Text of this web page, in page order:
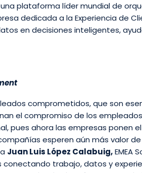
plataforma líder mundial de
dedicada a la Experiencia de
en decisiones inteligentes,
comprometidos, que son
el compromiso de los
pues ahora las empresas ponen
esperen aún más valor
Juan Luis López Calabuig,EMEA
conectando trabajo, datos y